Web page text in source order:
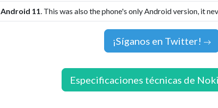
Android 11. This was also the phone's only Android version, it
¡Síganos en Twitter!
Especificaciones técnicas de